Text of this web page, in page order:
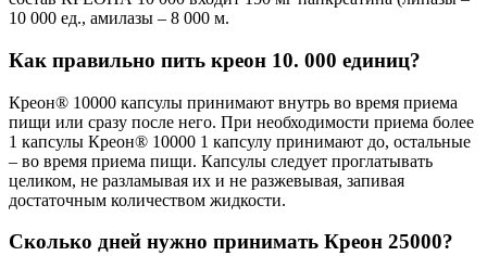
10 000 ед., амилазы – 8 000 м.
Как правильно пить креон 10. 000 единиц?
Креон® 10000 капсулы принимают внутрь во время приема
пищи или сразу после него. При необходимости приема более
1 капсулы Креон® 10000 1 капсулу принимают до, остальные
– во время приема пищи. Капсулы следует проглатывать
целиком, не разламывая их и не разжевывая, запивая
достаточным количеством жидкости.
Сколько дней нужно принимать Креон 25000?